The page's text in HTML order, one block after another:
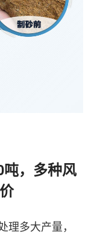
，多种风
多大产量，